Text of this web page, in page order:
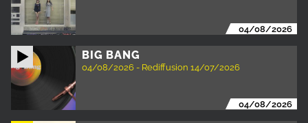
04/08/2026
BIG BANG
04/08/2026 - Rediffusion 14/07/2026
04/08/2026